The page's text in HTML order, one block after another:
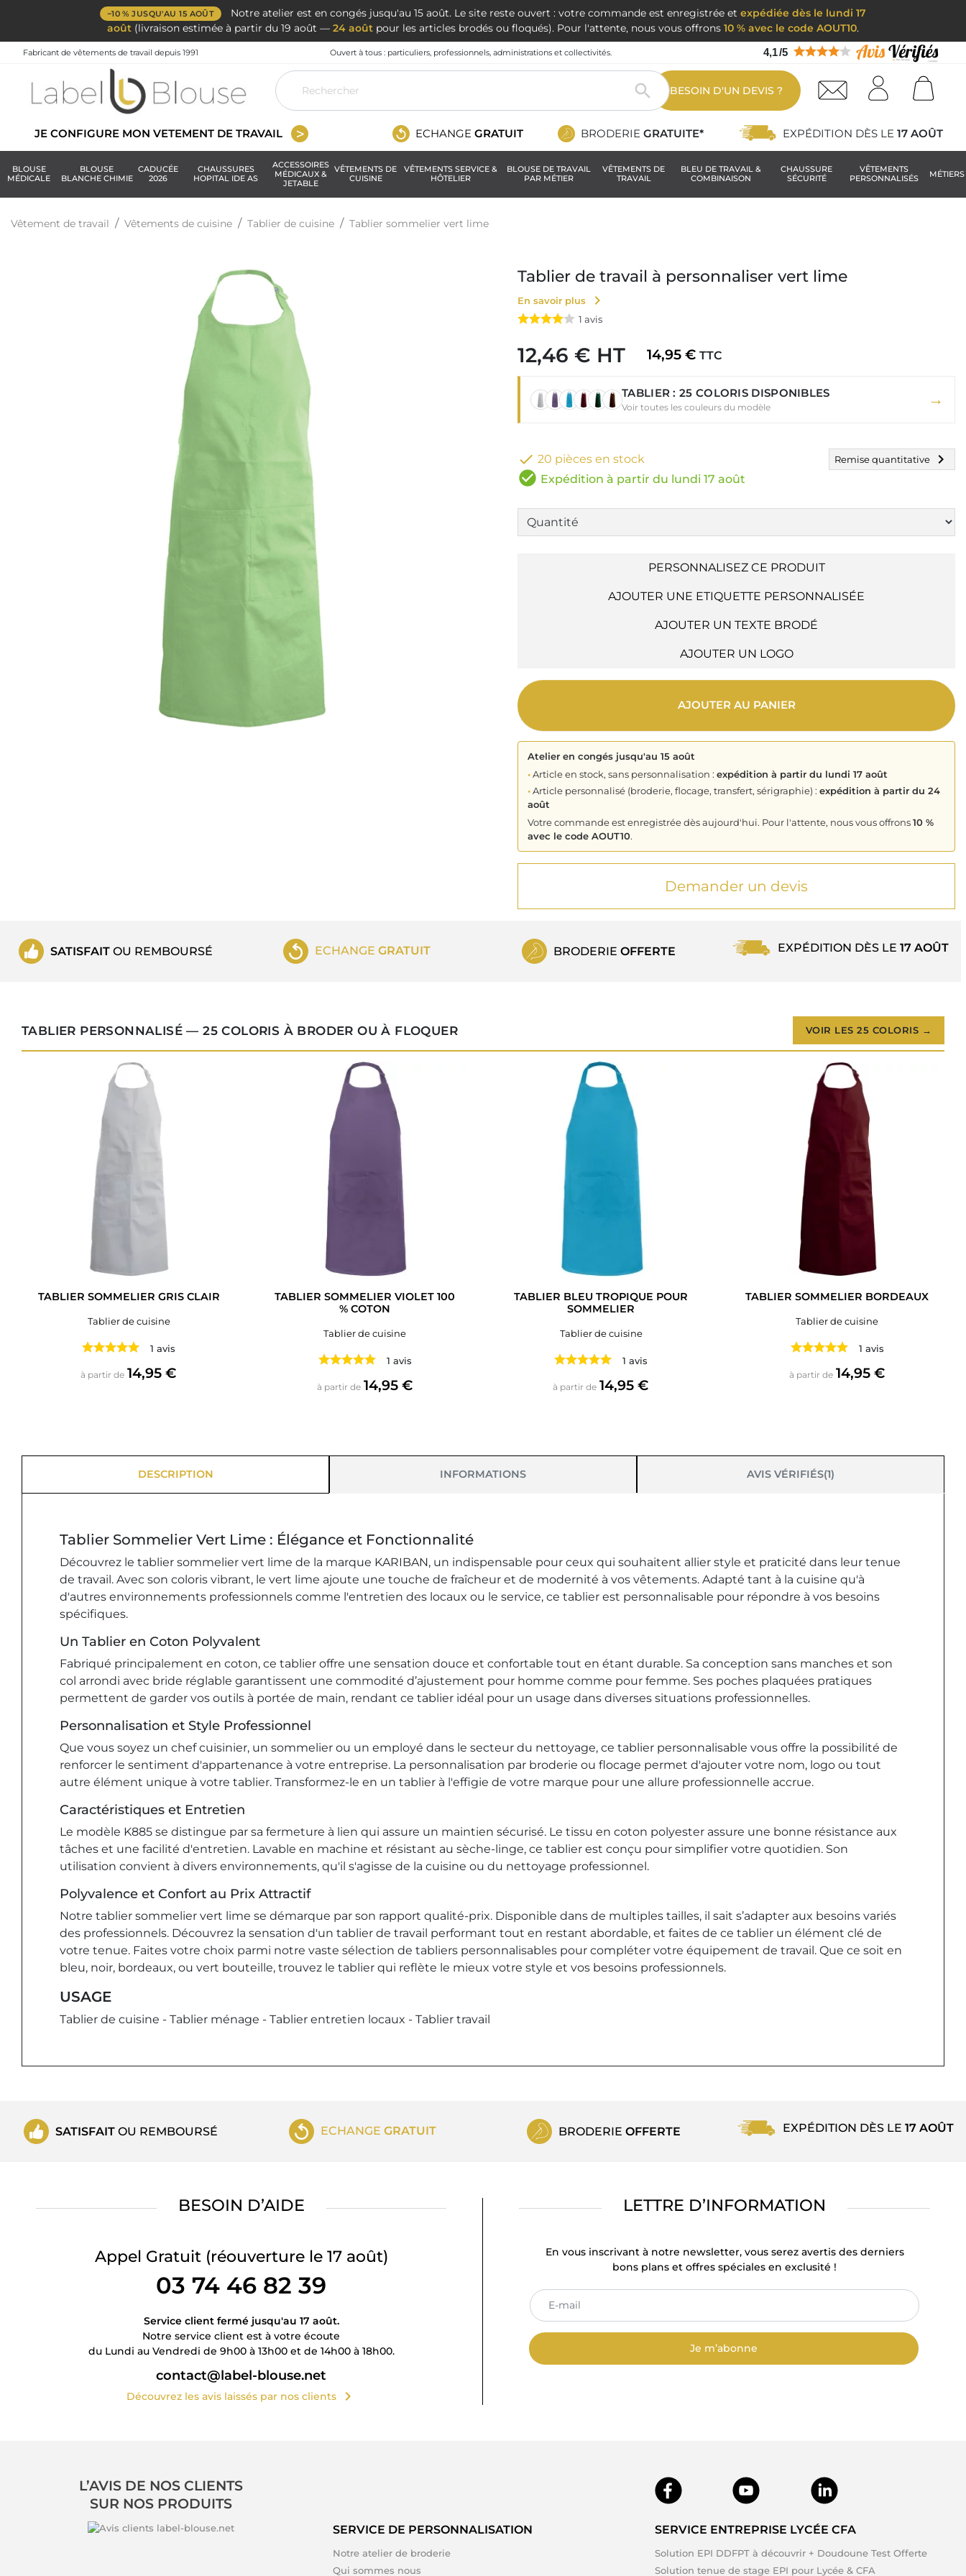
−10 % JUSQU'AU 15 AOÛT Notre atelier est en congés jusqu'au 15 août. Le site reste ouvert : votre commande est enregistrée etexpédiée dès le lundi 17
août (livraison estimée à partir du 19 août — 24 août pour les articles brodés ou floqués). Pour l'attente, nous vous offrons 10 % avec le code AOUT10.
Fabricant de vêtements de travail depuis 1991 Ouvert à tous : particuliers, professionnels, administrations et collectivités. 4,1/5
 BESOIN D'UN DEVIS ?
JE CONFIGURE MON VETEMENT DE TRAVAIL ECHANGE GRATUIT BRODERIE GRATUITE* EXPÉDITION DÈS LE 17 AOÛT
BLOUSE
MÉDICALE
BLOUSE
BLANCHE CHIMIE
CADUCÉE
2026
CHAUSSURES
HOPITAL IDE AS
ACCESSOIRES
MÉDICAUX &
JETABLE
VÊTEMENTS DE
CUISINE
VÊTEMENTS SERVICE &
HÔTELIER
BLOUSE DE TRAVAIL
PAR MÉTIER
VÊTEMENTS DE
TRAVAIL
BLEU DE TRAVAIL &
COMBINAISON
CHAUSSURE
SÉCURITÉ
VÊTEMENTS
PERSONNALISÉS
MÉTIERS
Vêtement de travail Vêtements de cuisine Tablier de cuisine Tablier sommelier vert lime
Tablier de travail à personnaliser vert lime
En savoir plus chevron_right
1 avis
12,46 € HT 14,95 € TTC
TABLIER : 25 COLORIS DISPONIBLES
Voir toutes les couleurs du modèle →
 20 pièces en stock
check_circle Expédition à partir du lundi 17 août
Remise quantitative chevron_right
PERSONNALISEZ CE PRODUIT
AJOUTER UNE ETIQUETTE PERSONNALISÉE
AJOUTER UN TEXTE BRODÉ
AJOUTER UN LOGO
AJOUTER AU PANIER
Atelier en congés jusqu'au 15 août
•Article en stock, sans personnalisation : expédition à partir du lundi 17 août
•Article personnalisé (broderie, flocage, transfert, sérigraphie) : expédition à partir du 24
août
Votre commande est enregistrée dès aujourd'hui. Pour l'attente, nous vous offrons10 %
avec le code AOUT10.
Demander un devis
SATISFAITOU REMBOURSÉ ECHANGEGRATUIT BRODERIE OFFERTE EXPÉDITION DÈS LE 17 AOÛT
TABLIER PERSONNALISÉ — 25 COLORIS À BRODER OU À FLOQUER VOIR LES 25 COLORIS →
TABLIER SOMMELIER GRIS CLAIR
Tablier de cuisine
1 avis
à partir de Prix
14,95 €
TABLIER SOMMELIER VIOLET 100
% COTON
Tablier de cuisine
1 avis
à partir de Prix
14,95 €
TABLIER BLEU TROPIQUE POUR
SOMMELIER
Tablier de cuisine
1 avis
à partir de Prix
14,95 €
TABLIER SOMMELIER BORDEAUX
Tablier de cuisine
1 avis
à partir de Prix
14,95 €
DESCRIPTION INFORMATIONS AVIS VÉRIFIÉS(1)
Tablier Sommelier Vert Lime : Élégance et Fonctionnalité
Découvrez le tablier sommelier vert lime de la marque KARIBAN, un indispensable pour ceux qui souhaitent allier style et praticité dans leur tenue
de travail. Avec son coloris vibrant, le vert lime ajoute une touche de fraîcheur et de modernité à vos vêtements. Adapté tant à la cuisine qu'à
d'autres environnements professionnels comme l'entretien des locaux ou le service, ce tablier est personnalisable pour répondre à vos besoins
spécifiques.
Un Tablier en Coton Polyvalent
Fabriqué principalement en coton, ce tablier offre une sensation douce et confortable tout en étant durable. Sa conception sans manches et son
col arrondi avec bride réglable garantissent une commodité d’ajustement pour homme comme pour femme. Ses poches plaquées pratiques
permettent de garder vos outils à portée de main, rendant ce tablier idéal pour un usage dans diverses situations professionnelles.
Personnalisation et Style Professionnel
Que vous soyez un chef cuisinier, un sommelier ou un employé dans le secteur du nettoyage, ce tablier personnalisable vous offre la possibilité de
renforcer le sentiment d'appartenance à votre entreprise. La personnalisation par broderie ou flocage permet d'ajouter votre nom, logo ou tout
autre élément unique à votre tablier. Transformez-le en un tablier à l'effigie de votre marque pour une allure professionnelle accrue.
Caractéristiques et Entretien
Le modèle K885 se distingue par sa fermeture à lien qui assure un maintien sécurisé. Le tissu en coton polyester assure une bonne résistance aux
tâches et une facilité d'entretien. Lavable en machine et résistant au sèche-linge, ce tablier est conçu pour simplifier votre quotidien. Son
utilisation convient à divers environnements, qu'il s'agisse de la cuisine ou du nettoyage professionnel.
Polyvalence et Confort au Prix Attractif
Notre tablier sommelier vert lime se démarque par son rapport qualité-prix. Disponible dans de multiples tailles, il sait s’adapter aux besoins variés
des professionnels. Découvrez la sensation d'un tablier de travail performant tout en restant abordable, et faites de ce tablier un élément clé de
votre tenue. Faites votre choix parmi notre vaste sélection de tabliers personnalisables pour compléter votre équipement de travail. Que ce soit en
bleu, noir, bordeaux, ou vert bouteille, trouvez le tablier qui reflète le mieux votre style et vos besoins professionnels.
USAGE
Tablier de cuisine - Tablier ménage - Tablier entretien locaux - Tablier travail
SATISFAIT OU REMBOURSÉ ECHANGE GRATUIT BRODERIE OFFERTE EXPÉDITION DÈS LE 17 AOÛT
BESOIN D’AIDE
Appel Gratuit (réouverture le 17 août)
03 74 46 82 39
Service client fermé jusqu'au 17 août.
Notre service client est à votre écoute
du Lundi au Vendredi de 9h00 à 13h00 et de 14h00 à 18h00.
contact@label-blouse.net
Découvrez les avis laissés par nos clients chevron_right
LETTRE D’INFORMATION
En vous inscrivant à notre newsletter, vous serez avertis des derniers
bons plans et offres spéciales en exclusité !
Je m’abonne
L’AVIS DE NOS CLIENTS
SUR NOS PRODUITS
SERVICE DE PERSONNALISATION
Notre atelier de broderie
Qui sommes nous
SERVICE ENTREPRISE LYCÉE CFA
Solution EPI DDFPT à découvrir + Doudoune Test Offerte
Solution tenue de stage EPI pour Lycée & CFA